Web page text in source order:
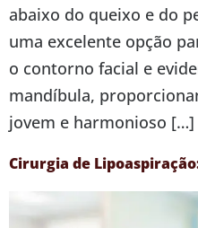
abaixo do queixo e do
uma excelente opção
o contorno facial e
mandíbula,
jovem e harmonioso […]
Cirurgia de